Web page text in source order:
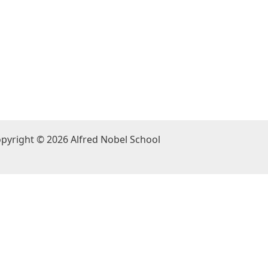
© 2026 Alfred Nobel School